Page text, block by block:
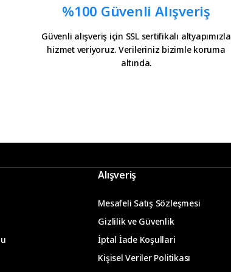
olatak bilgilendirme
tesekkurler kampa
%100 Güvenli Alışveriş
Güvenli alışveriş için SSL sertifikalı altyapımızla
hizmet veriyoruz. Verileriniz bizimle koruma
altında.
Alışveriş
Mesafeli Satış Sözleşmesi
Gizlilik ve Güvenlik
İptal İade Koşullari
Kişisel Veriler Politikası